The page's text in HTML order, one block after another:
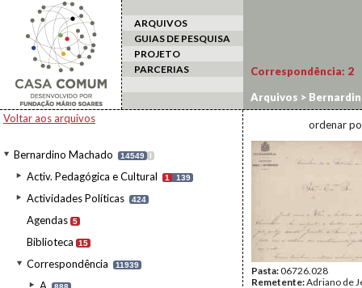
ARQUIVOS
GUIAS DE PESQUISA
PROJETO
PARCERIAS
Voltar aos arquivos
Bernardino Machado 14549 I
Activ. Pedagógica e Cultural 1 139
Actividades Políticas 424
Agendas 5
Biblioteca 15
Correspondência 11939
Correspondência: 2
Arquivos >
ordenar
Pasta:06726.028
Remetente:Adriano de